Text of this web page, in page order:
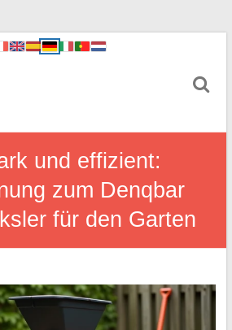
und effizient:
zum Denqbar
für den Garten